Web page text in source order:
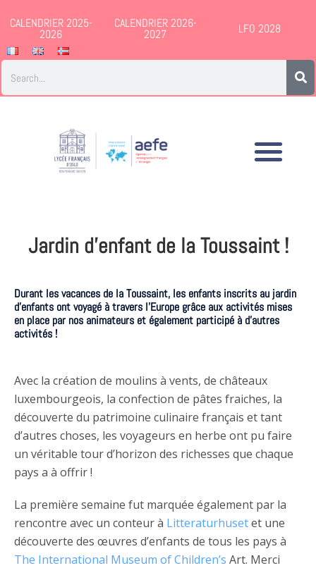
CALENDRIER 2025-
2026
CALENDRIER 2026-
2027 LFO 2028
Jardin d’enfant de la Toussaint !
Durant les vacances de la Toussaint, les enfants inscrits au jardin
d’enfants ont voyagé à travers l’Europe grâce aux activités mises
en place par nos animateurs et également participé à d’autres
activités !
Avec la création de moulins à vents, de châteaux
luxembourgeois, la confection de pâtes fraiches, la
découverte du patrimoine culinaire français et tant
d’autres choses, les voyageurs en herbe ont pu faire
un véritable tour d’horizon des richesses que chaque
pays a à offrir !
La première semaine fut marquée également par la
rencontre avec un conteur à Litteraturhusetet une
découverte des œuvres d’enfants de tous les pays à
The International Museum of Children’s Art. Merci